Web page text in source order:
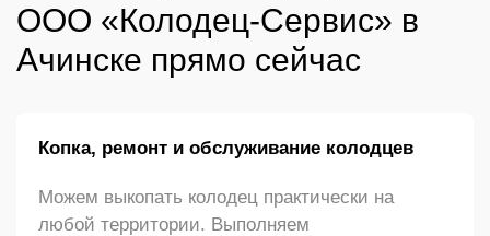
ООО «Колодец-Сервис» в
Ачинске прямо сейчас
Копка, ремонт и обслуживание колодцев
Можем выкопать колодец практически на
любой территории. Выполняем